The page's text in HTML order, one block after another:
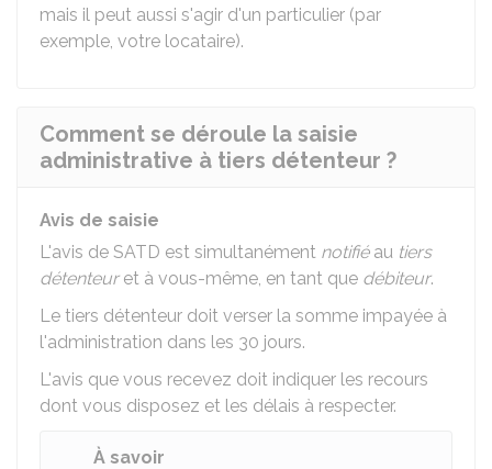
mais il peut aussi s'agir d'un particulier (par
exemple, votre locataire).
Comment se déroule la saisie
administrative à tiers détenteur ?
Avis de saisie
L'avis de SATD est simultanément notifiéau tiers
détenteuret à vous-même, en tant que débiteur.
Le tiers détenteur doit verser la somme impayée à
l'administration dans les 30 jours.
L'avis que vous recevez doit indiquer les recours
dont vous disposez et les délais à respecter.
À savoir